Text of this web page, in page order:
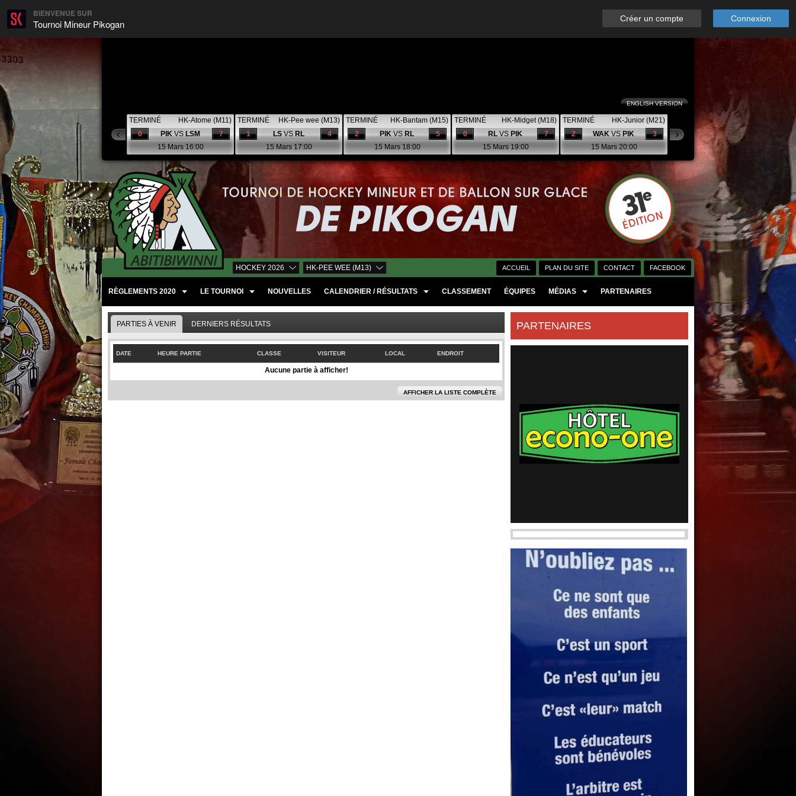
BIENVENUE SUR
Tournoi Mineur Pikogan Connexion
Créer un compte
ENGLISH VERSION
TERMINÉ
HK-Atome (M11)
7
0 PIKVSLSM
15 Mars 16:00
TERMINÉ
HK-Pee wee (M13)
4
1 LSVSRL
15 Mars 17:00
TERMINÉ
HK-Bantam (M15)
5
2 PIKVSRL
15 Mars 18:00
TERMINÉ
HK-Midget (M18)
7
0 RLVSPIK
15 Mars 19:00
TERMINÉ
HK-Junior (M21)
3
2 WAKVSPIK
15 Mars 20:00
FACEBOOK
CONTACT
PLAN DU SITE
ACCUEIL
HOCKEY 2026 HK-PEE WEE (M13)
RÈGLEMENTS 2020 LE TOURNOI NOUVELLES CALENDRIER / RÉSULTATS CLASSEMENT ÉQUIPES MÉDIAS PARTENAIRES
PARTIES À VENIR DERNIERS RÉSULTATS
DATE HEURE PARTIE CLASSE VISITEUR LOCAL ENDROIT
Aucune partie à afficher!
AFFICHER LA LISTE COMPLÈTE
PARTENAIRES